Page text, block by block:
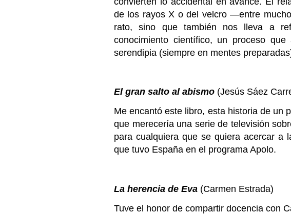
de los rayos X o del velcro —entre
rato, sino que también nos lleva a
conocimiento científico, un proceso
serendipia (siempre en mentes
El gran salto al abismo (Jesús Sáez
Me encantó este libro, esta historia de un
que merecería una serie de televisión
para cualquiera que se quiera acercar a
que tuvo España en el programa Apolo.
La herencia de Eva (Carmen Estrada)
Tuve el honor de compartir docencia con